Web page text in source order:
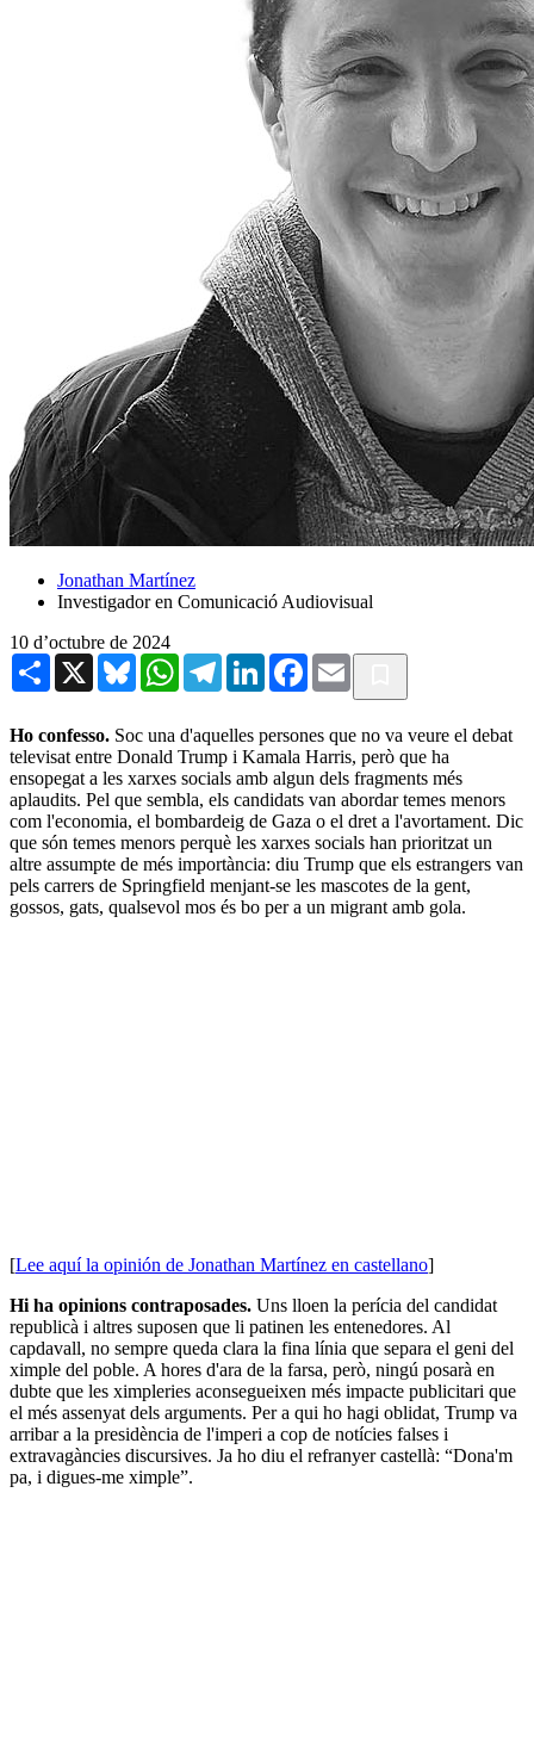
Jonathan Martínez
Investigador en Comunicació Audiovisual
10 d’octubre de 2024
Share X BlueskyWhatsAppTelegramLinkedInFacebook
Email
Ho confesso. Soc una d'aquelles persones que no va veure el debat
televisat entre Donald Trump i Kamala Harris, però que ha
ensopegat a les xarxes socials amb algun dels fragments més
aplaudits. Pel que sembla, els candidats van abordar temes menors
com l'economia, el bombardeig de Gaza o el dret a l'avortament. Dic
que són temes menors perquè les xarxes socials han prioritzat un
altre assumpte de més importància: diu Trump que els estrangers van
pels carrers de Springfield menjant-se les mascotes de la gent,
gossos, gats, qualsevol mos és bo per a un migrant amb gola.
[Lee aquí la opinión de Jonathan Martínez en castellano]
Hi ha opinions contraposades. Uns lloen la perícia del candidat
republicà i altres suposen que li patinen les entenedores. Al
capdavall, no sempre queda clara la fina línia que separa el geni del
ximple del poble. A hores d'ara de la farsa, però, ningú posarà en
dubte que les ximpleries aconsegueixen més impacte publicitari que
el més assenyat dels arguments. Per a qui ho hagi oblidat, Trump va
arribar a la presidència de l'imperi a cop de notícies falses i
extravagàncies discursives. Ja ho diu el refranyer castellà: “Dona'm
pa, i digues-me ximple”.